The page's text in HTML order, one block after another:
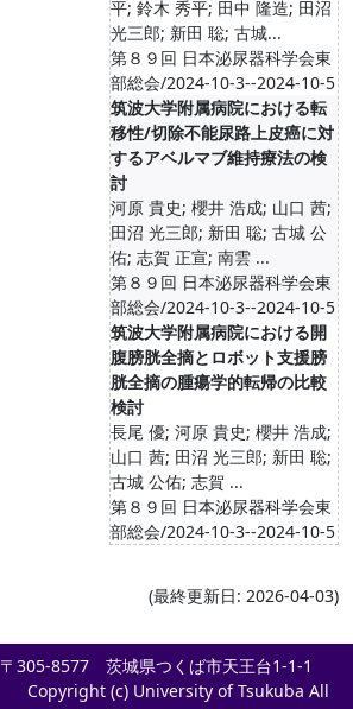
平; 鈴木 秀平; 田中 隆造; 田沼
光三郎; 新田 聡; 古城...
第８９回 日本泌尿器科学会東
部総会/2024-10-3--2024-10-5
筑波大学附属病院における転
移性/切除不能尿路上皮癌に対
するアベルマブ維持療法の検
討
河原 貴史; 櫻井 浩成; 山口 茜;
田沼 光三郎; 新田 聡; 古城 公
佑; 志賀 正宣; 南雲 ...
第８９回 日本泌尿器科学会東
部総会/2024-10-3--2024-10-5
筑波大学附属病院における開
腹膀胱全摘とロボット支援膀
胱全摘の腫瘍学的転帰の比較
検討
長尾 優; 河原 貴史; 櫻井 浩成;
山口 茜; 田沼 光三郎; 新田 聡;
古城 公佑; 志賀 ...
第８９回 日本泌尿器科学会東
部総会/2024-10-3--2024-10-5
(最終更新日: 2026-04-03)
〒305-8577 茨城県つくば市天王台1-1-1
Copyright (c) University of Tsukuba All